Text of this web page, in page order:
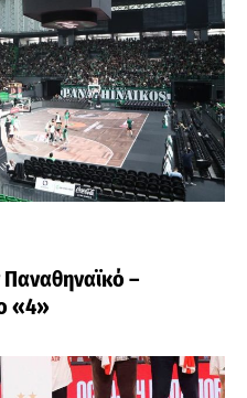
–
«4»